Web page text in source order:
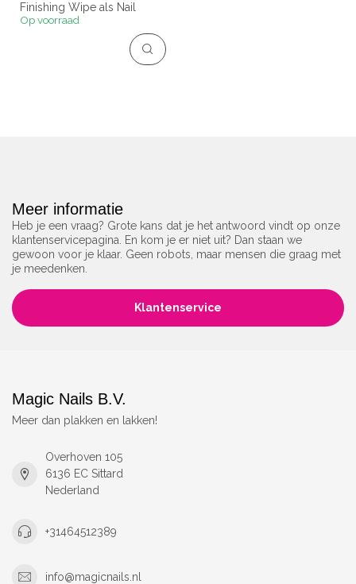
Finishing Wipe als Nail
Cleanser!
Prep & Wipe kan gebru...
Op voorraad
Meer informatie
Heb je een vraag? Grote kans dat je het antwoord vindt op onze
klantenservicepagina. En kom je er niet uit? Dan staan we
gewoon voor je klaar. Geen robots, maar mensen die graag met
je meedenken.
Klantenservice
Magic Nails B.V.
Meer dan plakken en lakken!
Overhoven 105
6136 EC Sittard
Nederland
+31464512389
info@magicnails.nl